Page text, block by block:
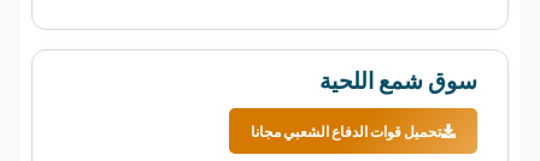
سوق شمع اللحية
تحميل قوات الدفاع الشعبي مجانا